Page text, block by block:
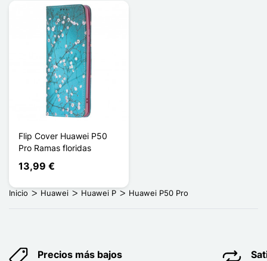
Flip Cover Huawei P50
Pro Ramas floridas
13,99 €
Inicio Huawei Huawei P Huawei P50 Pro
Precios más bajos